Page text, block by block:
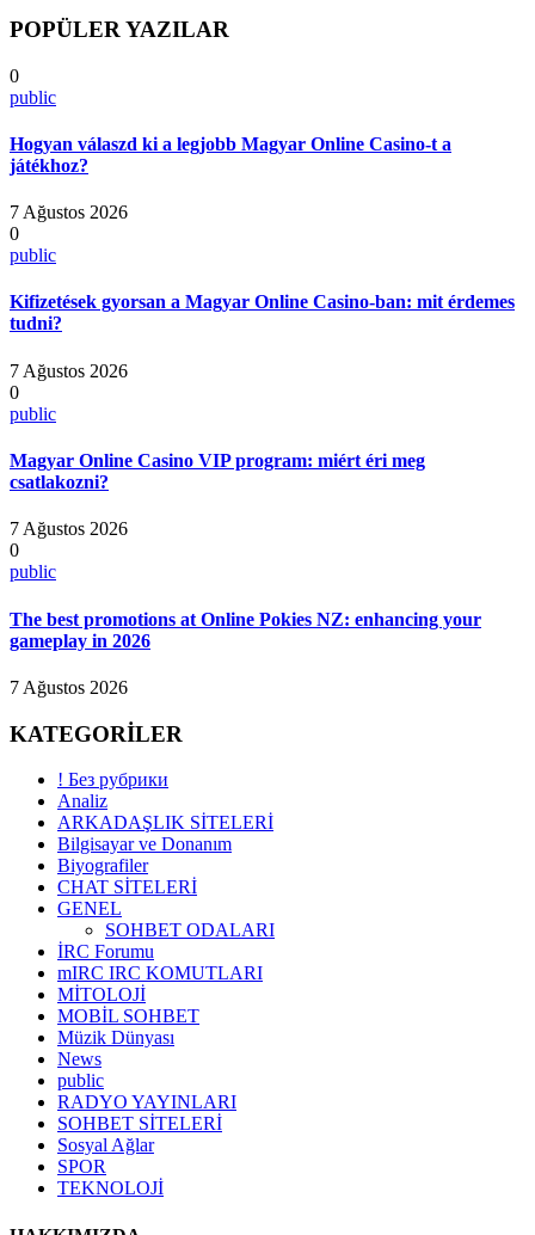
POPÜLER YAZILAR
0
public
Hogyan válaszd ki a legjobb Magyar Online Casino-t a
játékhoz?
7 Ağustos 2026
0
public
Kifizetések gyorsan a Magyar Online Casino-ban: mit érdemes
tudni?
7 Ağustos 2026
0
public
Magyar Online Casino VIP program: miért éri meg
csatlakozni?
7 Ağustos 2026
0
public
The best promotions at Online Pokies NZ: enhancing your
gameplay in 2026
7 Ağustos 2026
KATEGORİLER
! Без рубрики
Analiz
ARKADAŞLIK SİTELERİ
Bilgisayar ve Donanım
Biyografiler
CHAT SİTELERİ
GENEL
SOHBET ODALARI
İRC Forumu
mIRC IRC KOMUTLARI
MİTOLOJİ
MOBİL SOHBET
Müzik Dünyası
News
public
RADYO YAYINLARI
SOHBET SİTELERİ
Sosyal Ağlar
SPOR
TEKNOLOJİ